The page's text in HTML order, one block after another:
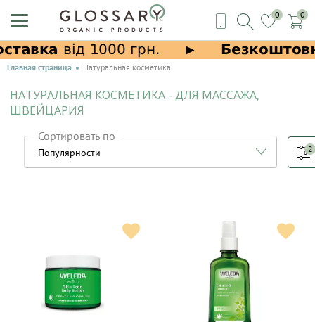
0 0
Главная страница Натуральная косметика
НАТУРАЛЬНАЯ КОСМЕТИКА - ДЛЯ МАССАЖА,
ШВЕЙЦАРИЯ
Сортировать по
2